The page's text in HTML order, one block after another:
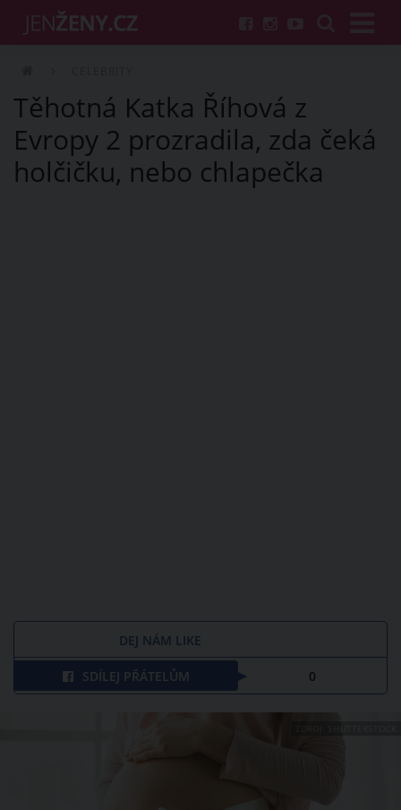
Těhotná Katka Říhová z
Evropy 2 prozradila, zda čeká
holčičku, nebo chlapečka
DEJ NÁM LIKE
SDÍLEJ PŘÁTELŮM 0